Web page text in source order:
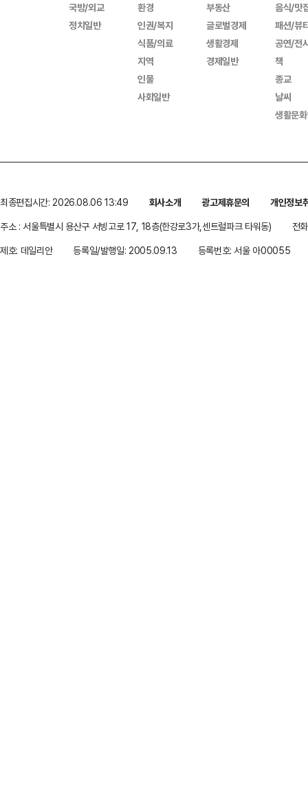
국방/외교
정치일반
환경
인권/복지
식품/의료
지역
인물
사회일반
부동산
글로벌경제
생활경제
경제일반
음식/맛
패션/뷰
공연/전
책
종교
날씨
생활문
최종편집시간: 2026.08.06 13:49 회사소개 광고제휴문의
개인정보
주소 : 서울특별시 용산구 서빙고로 17, 18층(한강로3가,센트럴파크 타워동)
전
제호: 데일리안
등록일/발행일: 2005.09.13 등록번호: 서울 아00055